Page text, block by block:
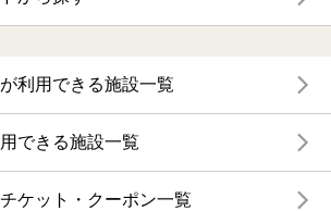
利用できる施設一覧
できる施設一覧
ケット・クーポン一覧